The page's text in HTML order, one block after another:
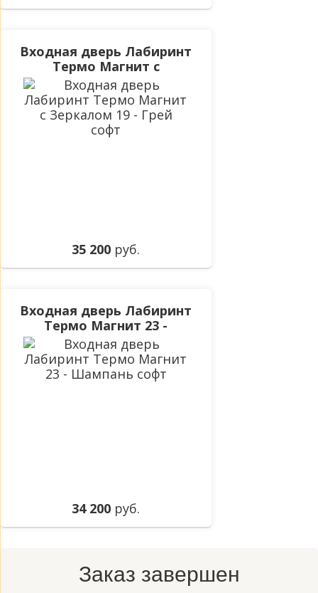
Входная дверь Лабиринт
Термо Магнит с
Зеркалом 19 - Грей софт
35 200 руб.
Входная дверь Лабиринт
Термо Магнит 23 -
Шампань софт
34 200 руб.
Заказ завершен